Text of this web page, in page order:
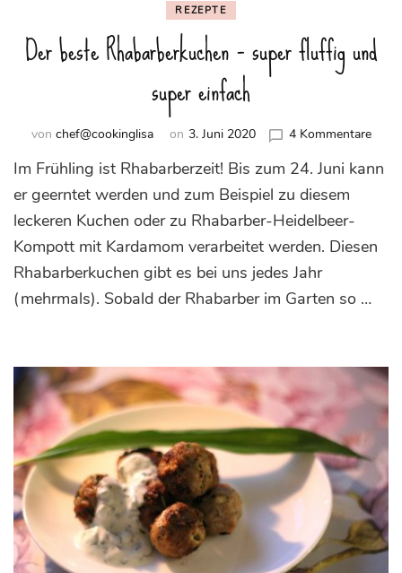
REZEPTE
Der beste Rhabarberkuchen – super fluffig und
super einfach
von chef@cookinglisa on 3. Juni 2020 4 Kommentarezu
beste
Im Frühling ist Rhabarberzeit! Bis zum 24. Juni kann
er geerntet werden und zum Beispiel zu diesem
leckeren Kuchen oder zu Rhabarber-Heidelbeer-
Kompott mit Kardamom verarbeitet werden. Diesen
Rhabarberkuchen gibt es bei uns jedes Jahr
(mehrmals). Sobald der Rhabarber im Garten so …